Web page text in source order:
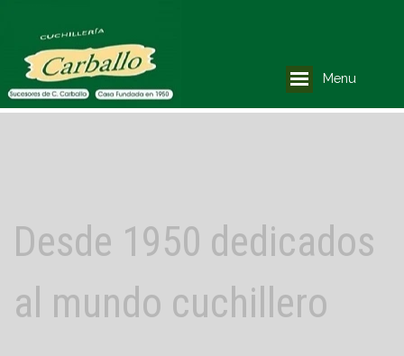
Menu
Desde 1950 dedicados
al mundo cuchillero